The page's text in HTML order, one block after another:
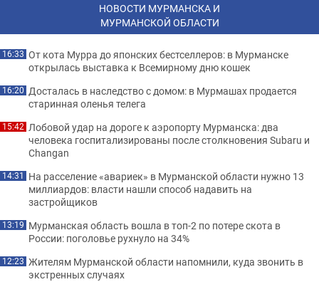
НОВОСТИ МУРМАНСКА И
МУРМАНСКОЙ ОБЛАСТИ
16:33 От кота Мурра до японских бестселлеров: в Мурманске
открылась выставка к Всемирному дню кошек
16:20 Досталась в наследство с домом: в Мурмашах продается
старинная оленья телега
15:42 Лобовой удар на дороге к аэропорту Мурманска: два
человека госпитализированы после столкновения Subaru и
Changan
14:31 На расселение «авариек» в Мурманской области нужно 13
миллиардов: власти нашли способ надавить на
застройщиков
13:19 Мурманская область вошла в топ-2 по потере скота в
России: поголовье рухнуло на 34%
12:23 Жителям Мурманской области напомнили, куда звонить в
экстренных случаях